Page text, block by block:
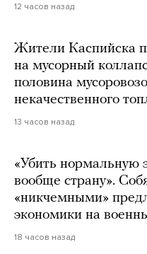
12 часов назад
Жители Каспийска
на мусорный
половина
некачественного
13 часов назад
«Убить нормальную
вообще страну».
«никчемными»
экономики на
18 часов назад